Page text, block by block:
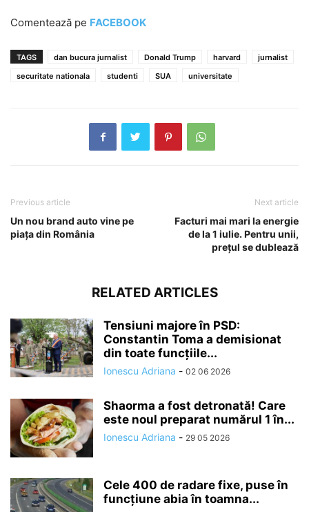
Comentează pe FACEBOOK
TAGS dan bucura jurnalist Donald Trump harvard
jurnalist
securitate nationala
studenti SUA universitate
Previous article
Un nou brand auto vine pe
piața din România
Next article
Facturi mai mari la energie
de la 1 iulie. Pentru unii,
prețul se dublează
RELATED ARTICLES
Tensiuni majore în PSD:
Constantin Toma a demisionat
din toate funcțiile...
Ionescu Adriana - 02 06 2026
Shaorma a fost detronată! Care
este noul preparat numărul 1 în...
Ionescu Adriana - 29 05 2026
Cele 400 de radare fixe, puse în
funcțiune abia în toamna...